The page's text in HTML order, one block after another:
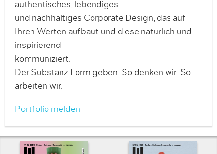
authentisches, lebendiges
und nachhaltiges Corporate Design, das auf
Ihren Werten aufbaut und diese natürlich und
inspirierend
kommuniziert.
Der Substanz Form geben. So denken wir. So
arbeiten wir.
Portfolio melden